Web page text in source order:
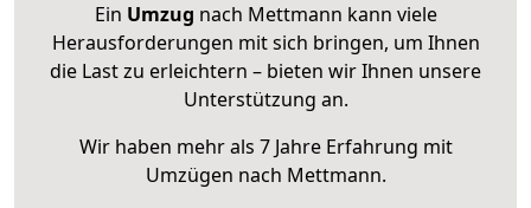
Ein Umzug nach Mettmann kann viele
Herausforderungen mit sich bringen, um Ihnen
die Last zu erleichtern – bieten wir Ihnen unsere
Unterstützung an.
Wir haben mehr als 7 Jahre Erfahrung mit
Umzügen nach Mettmann.